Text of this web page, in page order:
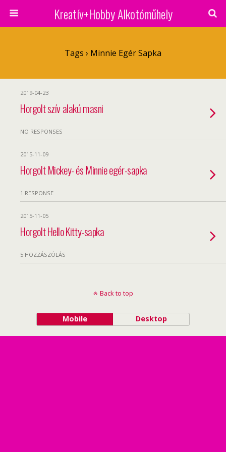
Kreatív+Hobby Alkotóműhely
Tags › Minnie Egér Sapka
2019-04-23
Horgolt szív alakú masni
NO RESPONSES
2015-11-09
Horgolt Mickey- és Minnie egér-sapka
1 RESPONSE
2015-11-05
Horgolt Hello Kitty-sapka
5 HOZZÁSZÓLÁS
Back to top
Mobile Desktop